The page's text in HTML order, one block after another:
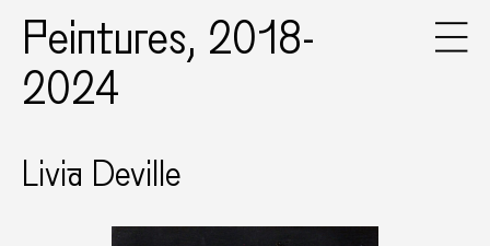
Peintures, 2018-
2024
Livia Deville